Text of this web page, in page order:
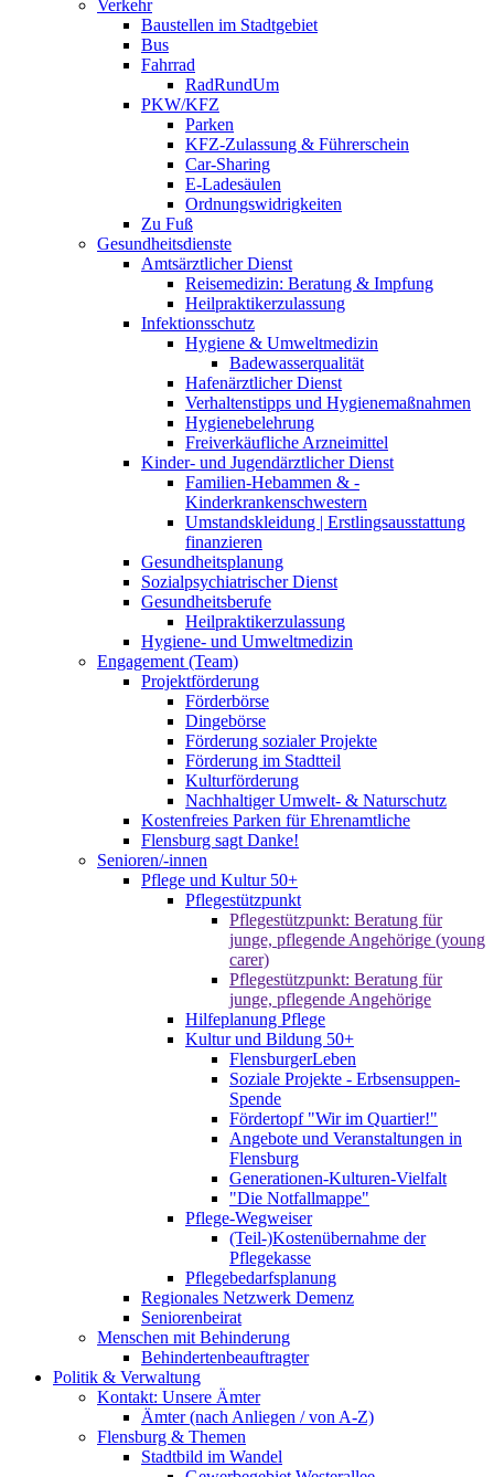
Verkehr
Baustellen im Stadtgebiet
Bus
Fahrrad
RadRundUm
PKW/KFZ
Parken
KFZ-Zulassung & Führerschein
Car-Sharing
E-Ladesäulen
Ordnungswidrigkeiten
Zu Fuß
Gesundheitsdienste
Amtsärztlicher Dienst
Reisemedizin: Beratung & Impfung
Heilpraktikerzulassung
Infektionsschutz
Hygiene & Umweltmedizin
Badewasserqualität
Hafenärztlicher Dienst
Verhaltenstipps und Hygienemaßnahmen
Hygienebelehrung
Freiverkäufliche Arzneimittel
Kinder- und Jugendärztlicher Dienst
Familien-Hebammen & -
Kinderkrankenschwestern
Umstandskleidung | Erstlingsausstattung
finanzieren
Gesundheitsplanung
Sozialpsychiatrischer Dienst
Gesundheitsberufe
Heilpraktikerzulassung
Hygiene- und Umweltmedizin
Engagement (Team)
Projektförderung
Förderbörse
Dingebörse
Förderung sozialer Projekte
Förderung im Stadtteil
Kulturförderung
Nachhaltiger Umwelt- & Naturschutz
Kostenfreies Parken für Ehrenamtliche
Flensburg sagt Danke!
Senioren/-innen
Pflege und Kultur 50+
Pflegestützpunkt
Pflegestützpunkt: Beratung für
junge, pflegende Angehörige (young
carer)
Pflegestützpunkt: Beratung für
junge, pflegende Angehörige
Hilfeplanung Pflege
Kultur und Bildung 50+
FlensburgerLeben
Soziale Projekte - Erbsensuppen-
Spende
Fördertopf "Wir im Quartier!"
Angebote und Veranstaltungen in
Flensburg
Generationen-Kulturen-Vielfalt
"Die Notfallmappe"
Pflege-Wegweiser
(Teil-)Kostenübernahme der
Pflegekasse
Pflegebedarfsplanung
Regionales Netzwerk Demenz
Seniorenbeirat
Menschen mit Behinderung
Behindertenbeauftragter
Politik & Verwaltung
Kontakt: Unsere Ämter
Ämter (nach Anliegen / von A-Z)
Flensburg & Themen
Stadtbild im Wandel